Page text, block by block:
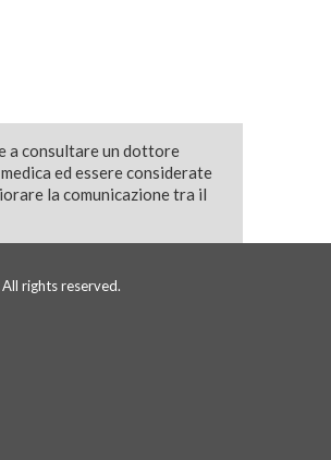
a consultare un dottore
ed essere considerate
la comunicazione tra il
rights reserved.